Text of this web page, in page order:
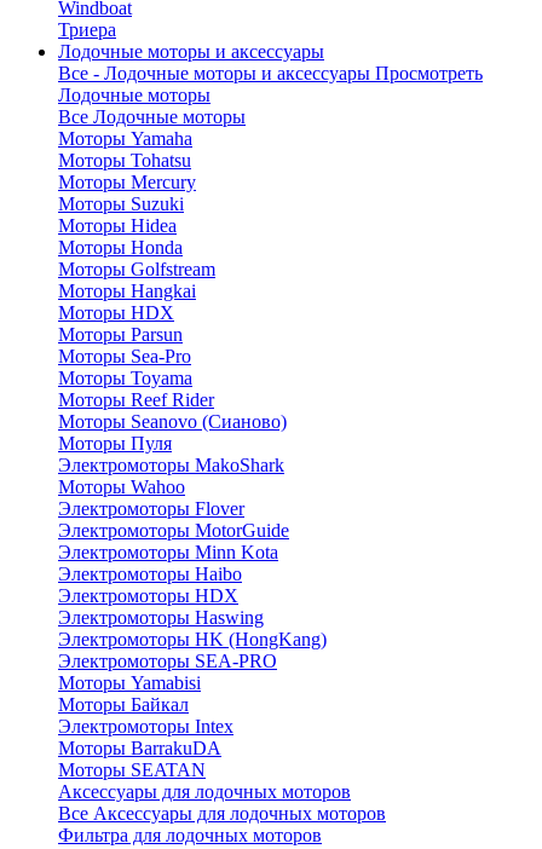
Windboat
Триера
Лодочные моторы и аксессуары
Все - Лодочные моторы и аксессуары Просмотреть
Лодочные моторы
Все Лодочные моторы
Моторы Yamaha
Моторы Tohatsu
Моторы Mercury
Моторы Suzuki
Моторы Hidea
Моторы Honda
Моторы Golfstream
Моторы Hangkai
Моторы HDX
Моторы Parsun
Моторы Sea-Pro
Моторы Toyama
Моторы Reef Rider
Моторы Seanovo (Сианово)
Моторы Пуля
Электромоторы MakoShark
Моторы Wahoo
Электромоторы Flover
Электромоторы MotorGuide
Электромоторы Minn Kota
Электромоторы Haibo
Электромоторы HDX
Электромоторы Haswing
Электромоторы HK (HongKang)
Электромоторы SEA-PRO
Моторы Yamabisi
Моторы Байкал
Электромоторы Intex
Моторы BarrakuDA
Моторы SEATAN
Аксессуары для лодочных моторов
Все Аксессуары для лодочных моторов
Фильтра для лодочных моторов